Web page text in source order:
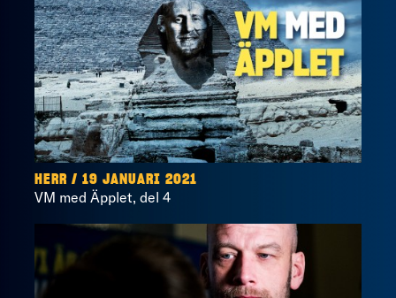
HERR / 19 JANUARI 2021
VM med Äpplet, del 4